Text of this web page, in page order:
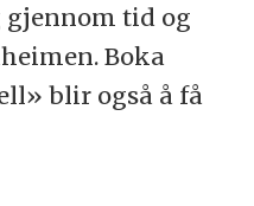
gjennom tid og
Boka
blir også å få